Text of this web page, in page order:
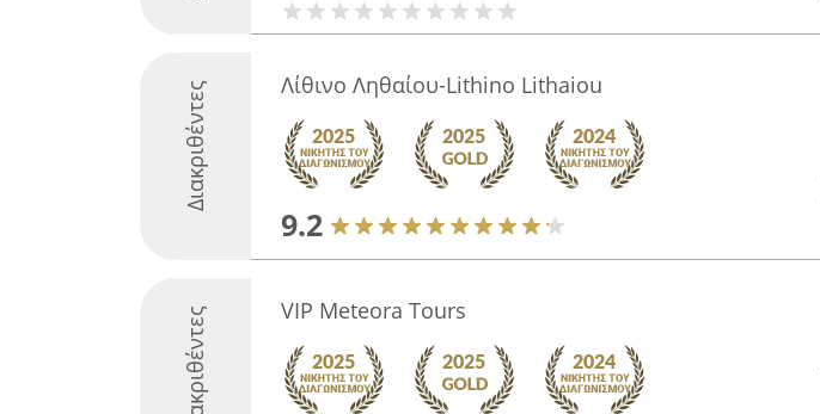
Διακριθέντες Λίθινο Ληθαίου-Lithino Lithaiou
9.2
Διακριθέντες VIP Meteora Tours